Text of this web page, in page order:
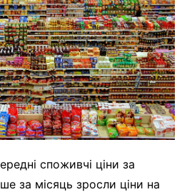
споживчі ціни за
за місяць зросли ціни на